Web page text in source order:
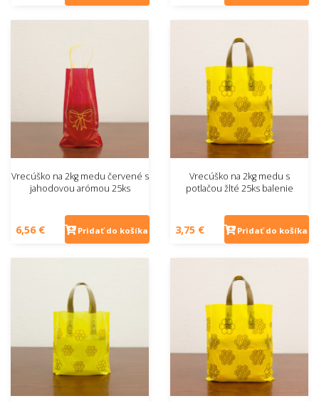
Vrecúško na 2kg medu červené s
jahodovou arómou 25ks
6,56 € Pridať do košíka
Vrecúško na 2kg medu s
potlačou žlté 25ks balenie
3,75 € Pridať do košíka